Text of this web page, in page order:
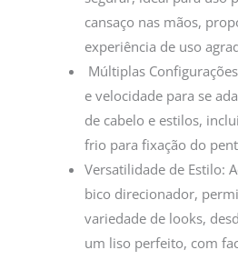
cansaço nas mãos,
experiência de uso
Múltiplas
e velocidade para se
de cabelo e estilos,
frio para fixação do
Versatilidade de Estilo:
bico direcionador,
variedade de looks,
um liso perfeito, com